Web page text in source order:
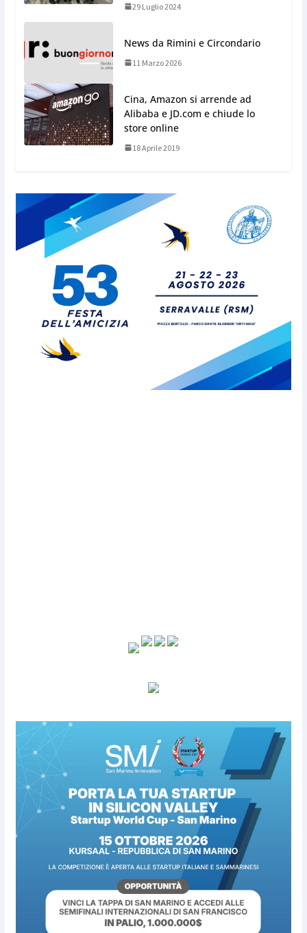
29 Luglio 2024
News da Rimini e Circondario
11 Marzo 2026
Cina, Amazon si arrende ad
Alibaba e JD.com e chiude lo
store online
18 Aprile 2019